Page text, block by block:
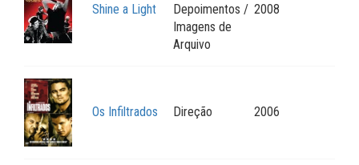
Shine a Light
Depoimentos /
Imagens de
Arquivo
2008
Os Infiltrados Direção 2006